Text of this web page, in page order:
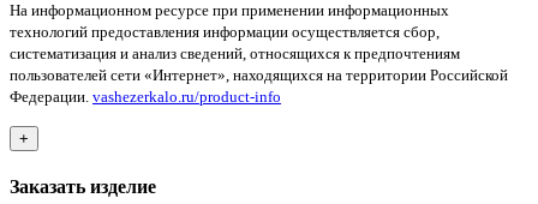
На информационном ресурсе при применении информационных
технологий предоставления информации осуществляется сбор,
систематизация и анализ сведений, относящихся к предпочтениям
пользователей сети «Интернет», находящихся на территории Российской
Федерации. vashezerkalo.ru/product-info
+
Заказать изделие